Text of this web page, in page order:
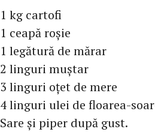
1 kg cartofi
1 ceapă roșie
1 legătură de mărar
2 linguri muștar
3 linguri oțet de mere
4 linguri ulei de floarea-
Sare și piper după gust.